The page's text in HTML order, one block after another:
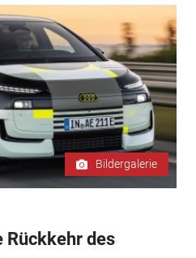
Bildergalerie
Rückkehr des